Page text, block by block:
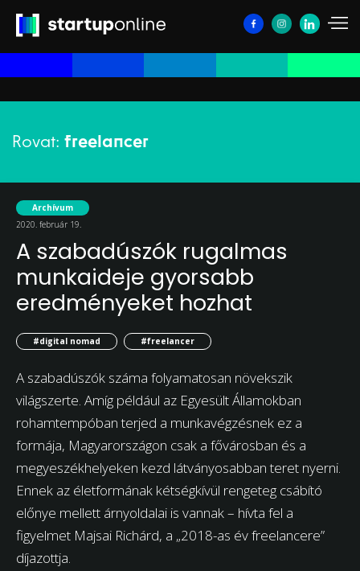
Rovat: freelancer
Archívum
2020. február 19.
A szabadúszók rugalmas
munkaideje gyorsabb
eredményeket hozhat
#digital nomad #freelancer
A szabadúszók száma folyamatosan növekszik
világszerte. Amíg például az Egyesült Államokban
rohamtempóban terjed a munkavégzésnek ez a
formája, Magyarországon csak a fővárosban és a
megyeszékhelyeken kezd látványosabban teret nyerni.
Ennek az életformának kétségkívül rengeteg csábító
előnye mellett árnyoldalai is vannak – hívta fel a
figyelmet Majsai Richárd, a „2018-as év freelancere”
díjazottja.